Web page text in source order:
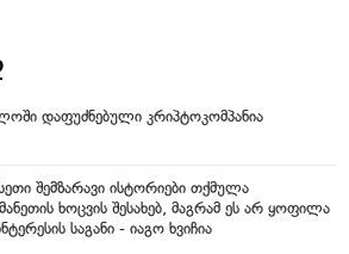
დაფუძნებული კრიპტოკომპანია
შემზარავი ისტორიები თქმულა
ხოცვის შესახებ, მაგრამ ეს არ ყოფილა
საგანი - იაგო ხვიჩია